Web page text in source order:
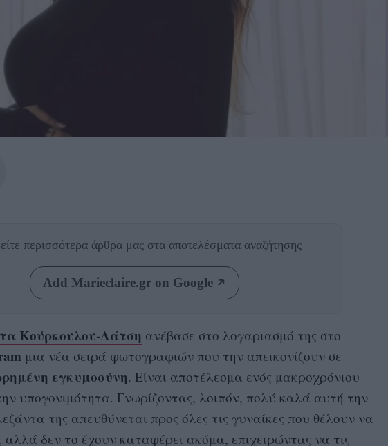
περισσότερα άρθρα μας στα αποτελέσματα αναζήτησης
Add Marieclaire.gr on Google
Κούρκουλου-Λάτση ανέβασε στο λογαριασμό της στο
μια νέα σειρά φωτογραφιών που την απεικονίζουν σε
εγκυμοσύνη. Είναι αποτέλεσμα ενός μακροχρόνιου
υπογονιμότητα. Γνωρίζοντας, λοιπόν, πολύ καλά αυτή την
της απευθύνεται προς όλες τις γυναίκες που θέλουν να
αλλά δεν το έχουν καταφέρει ακόμα, επιχειρώντας να τις